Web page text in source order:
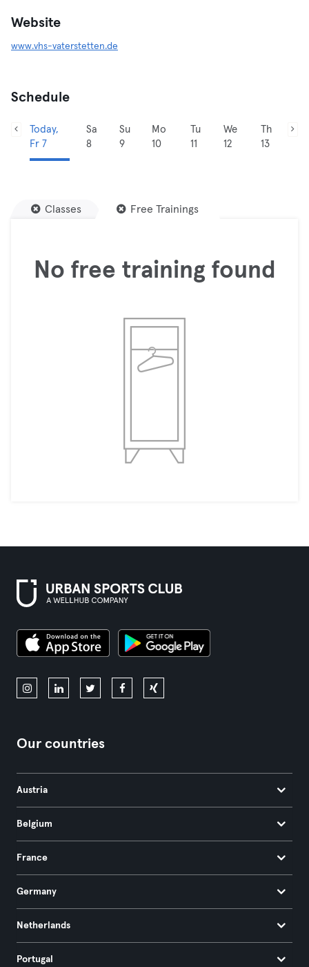
Website
www.vhs-vaterstetten.de
Schedule
Today,
Fr 7
Sa
8
Su
9
Mo
10
Tu
11
We
12
Th
13
Classes Free Trainings
No free training found
Our countries
Austria
Belgium
France
Germany
Netherlands
Portugal